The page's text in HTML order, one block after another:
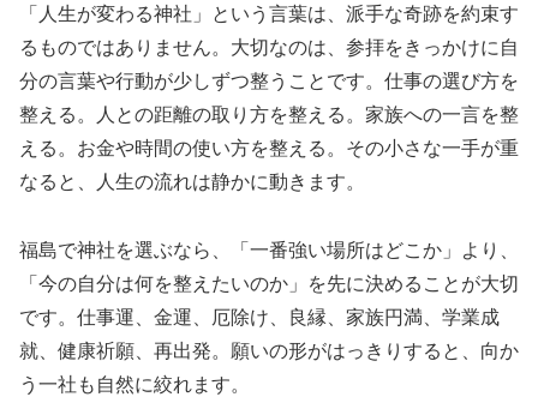
「人生が変わる神社」という言葉は、派手な奇跡を約束す
るものではありません。大切なのは、参拝をきっかけに自
分の言葉や行動が少しずつ整うことです。仕事の選び方を
整える。人との距離の取り方を整える。家族への一言を整
える。お金や時間の使い方を整える。その小さな一手が重
なると、人生の流れは静かに動きます。
福島で神社を選ぶなら、「一番強い場所はどこか」より、
「今の自分は何を整えたいのか」を先に決めることが大切
です。仕事運、金運、厄除け、良縁、家族円満、学業成
就、健康祈願、再出発。願いの形がはっきりすると、向か
う一社も自然に絞れます。